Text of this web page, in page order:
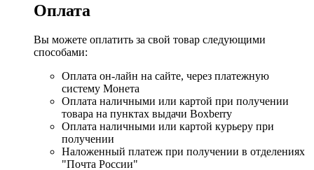
Оплата
Вы можете оплатить за свой товар следующими
способами:
Оплата он-лайн на сайте, через платежную
систему Монета
Оплата наличными или картой при получении
товара на пунктах выдачи Boxberry
Оплата наличными или картой курьеру при
получении
Наложенный платеж при получении в отделениях
"Почта России"